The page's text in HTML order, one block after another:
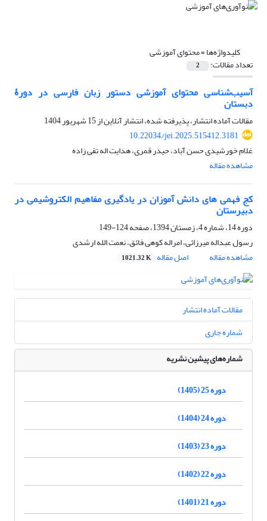
کلیدواژه‌ها =محتوای آموزشی
تعداد مقالات: 2
آسیب‌شناسی محتوای آموزشی دستور زبان فارسی در دورۀ
دبستان
مقالات آماده انتشار، پذیرفته شده، انتشار آنلاین از15 شهریور 1404
10.22034/jei.2025.515412.3181
غلام خورشیدی حسن آباد، حیدر قمری، هدایت ‎اله تقی ‎زاده
مشاهده مقاله
کج فهمی های دانش آموزان در یادگیری مفاهیم الکتروشیمی در
دبیرستان
دوره 14، شماره 4، زمستان 1394، صفحه
124-149
رسول عبداله میرزائی، امراله کوهی فائق، نعمت الله ارشدی
مشاهده مقاله
اصل مقاله 1021.32 K
مقالات آماده انتشار
شماره جاری
شماره‌های پیشین نشریه
دوره 25 (1405)
دوره 24 (1404)
دوره 23 (1403)
دوره 22 (1402)
دوره 21 (1401)